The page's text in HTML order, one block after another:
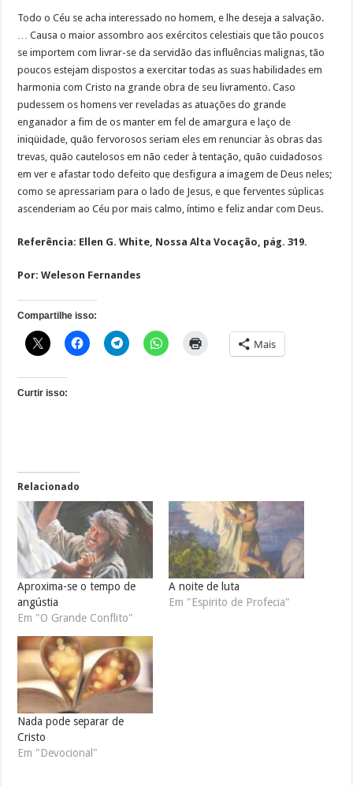
Todo o Céu se acha interessado no homem, e lhe deseja a salvação.
… Causa o maior assombro aos exércitos celestiais que tão poucos
se importem com livrar-se da servidão das influências malignas, tão
poucos estejam dispostos a exercitar todas as suas habilidades em
harmonia com Cristo na grande obra de seu livramento. Caso
pudessem os homens ver reveladas as atuações do grande
enganador a fim de os manter em fel de amargura e laço de
iniqüidade, quão fervorosos seriam eles em renunciar às obras das
trevas, quão cautelosos em não ceder à tentação, quão cuidadosos
em ver e afastar todo defeito que desfigura a imagem de Deus neles;
como se apressariam para o lado de Jesus, e que ferventes súplicas
ascenderiam ao Céu por mais calmo, íntimo e feliz andar com Deus.
Referência: Ellen G. White, Nossa Alta Vocação, pág. 319.
Por: Weleson Fernandes
Compartilhe isso:
Mais
Curtir isso:
Relacionado
Aproxima-se o tempo de
angústia
Em "O Grande Conflito"
A noite de luta
Em "Espirito de Profecia"
Nada pode separar de
Cristo
Em "Devocional"